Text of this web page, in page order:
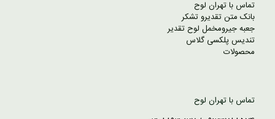
تماس با تهران لوح
بانک متن تقدیرو تشکر
جعبه جیرومخمل لوح تقدیر
تندیس پلکسی گلاس
محصولات
تماس با تهران لوح